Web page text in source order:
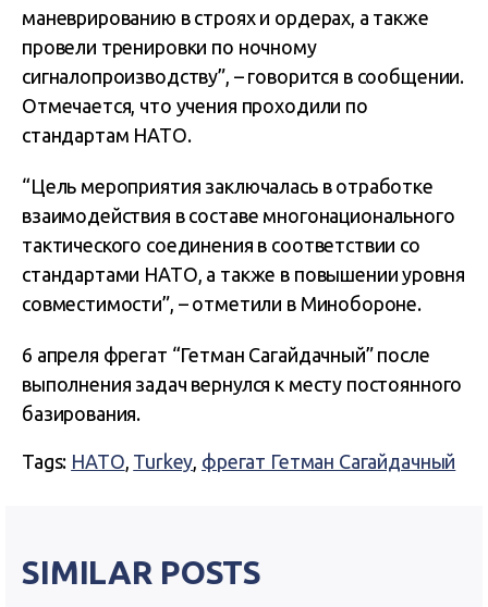
маневрированию в строях и ордерах, а также
провели тренировки по ночному
сигналопроизводству”, – говорится в сообщении.
Отмечается, что учения проходили по
стандартам НАТО.
“Цель мероприятия заключалась в отработке
взаимодействия в составе многонационального
тактического соединения в соответствии со
стандартами НАТО, а также в повышении уровня
совместимости”, – отметили в Минобороне.
6 апреля фрегат “Гетман Сагайдачный” после
выполнения задач вернулся к месту постоянного
базирования.
Tags: НАТО Turkey фрегат Гетман Сагайдачный
SIMILAR POSTS